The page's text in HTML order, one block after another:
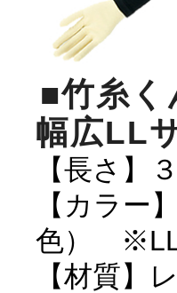
■竹糸
幅広LL
【長さ】
【カラー
色） ※LL
【材質】